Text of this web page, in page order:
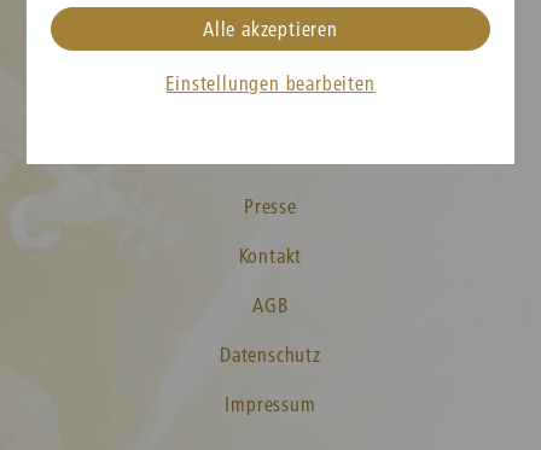
Cookie-Einstellungen
Karteninformation
Presse
Kontakt
AGB
Datenschutz
Impressum
Einstellungen bearbeiten
Alle akzeptieren